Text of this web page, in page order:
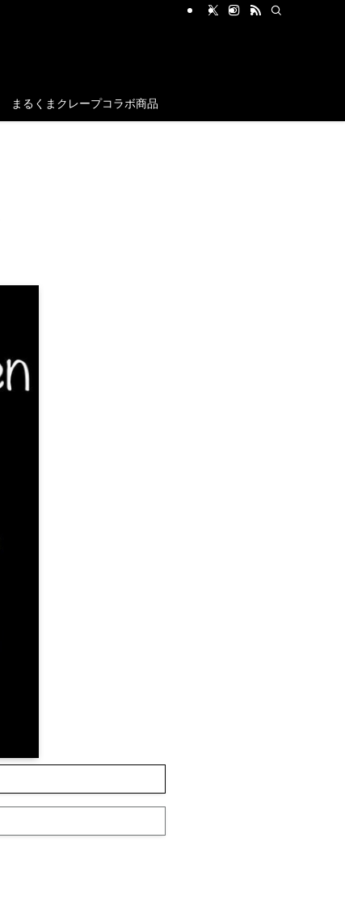
まるくまクレープコラボ商品